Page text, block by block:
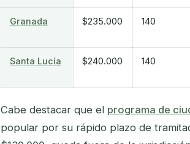
Granada $235.000 140
Santa Lucía $240.000 140
Cabe destacar que el programa de
popular por su rápido plazo de